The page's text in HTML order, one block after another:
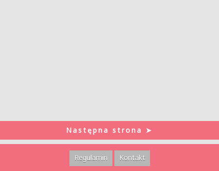
Następna strona ➤
Regulamin Kontakt